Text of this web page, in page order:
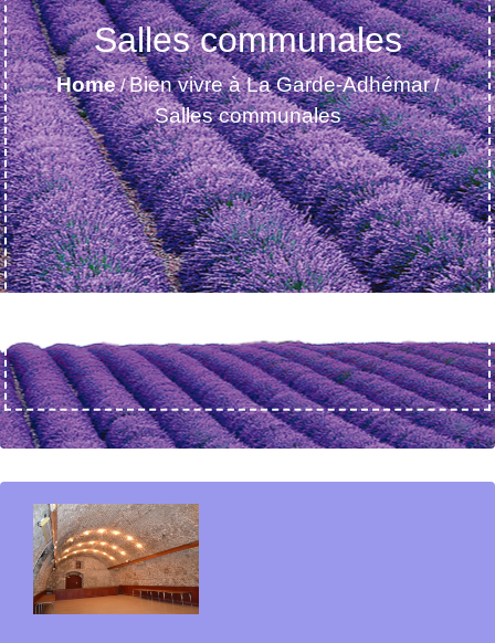
Salles communales
Home/Bien vivre à La Garde-Adhémar/
Salles communales